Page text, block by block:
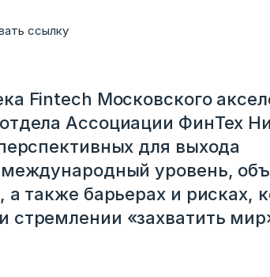
ссылку
Fintech Московского
Ассоциации ФинТех
для выхода
международный уровень,
также барьерах и рисках,
«захватить